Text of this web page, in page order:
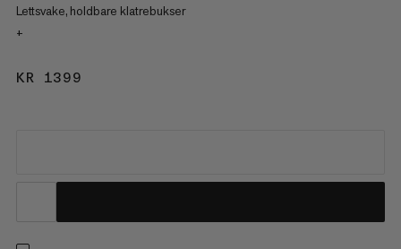
Lettsvake, holdbare klatrebukser
+
KR 1399